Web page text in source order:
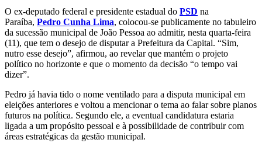
O ex-deputado federal e presidente estadual do PSD na
Paraíba, Pedro Cunha Lima, colocou-se publicamente no tabuleiro
da sucessão municipal de João Pessoa ao admitir, nesta quarta-feira
(11), que tem o desejo de disputar a Prefeitura da Capital. “Sim,
nutro esse desejo”, afirmou, ao revelar que mantém o projeto
político no horizonte e que o momento da decisão “o tempo vai
dizer”.
Pedro já havia tido o nome ventilado para a disputa municipal em
eleições anteriores e voltou a mencionar o tema ao falar sobre planos
futuros na política. Segundo ele, a eventual candidatura estaria
ligada a um propósito pessoal e à possibilidade de contribuir com
áreas estratégicas da gestão municipal.